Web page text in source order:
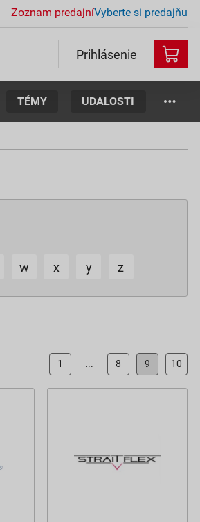
Zoznam predajníVyberte si predajňu
Prihlásenie
TÉMY UDALOSTI
w x y z
1 ... 8 9 10